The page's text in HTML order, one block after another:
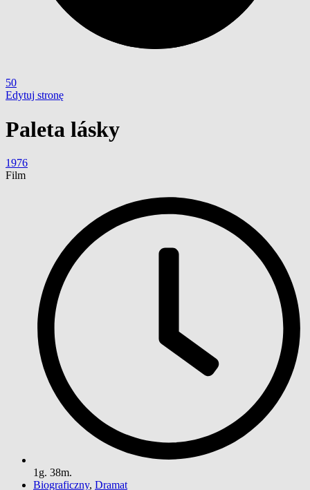
50
Edytuj stronę
Paleta lásky
1976
Film
1g. 38m.
Biograficzny, Dramat